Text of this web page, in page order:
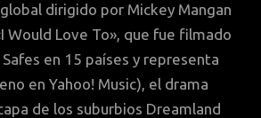
dirigido por Mickey Mangan
Would Love To», que fue filmado
en 15 países y representa
en Yahoo! Music), el drama
de los suburbios Dreamland